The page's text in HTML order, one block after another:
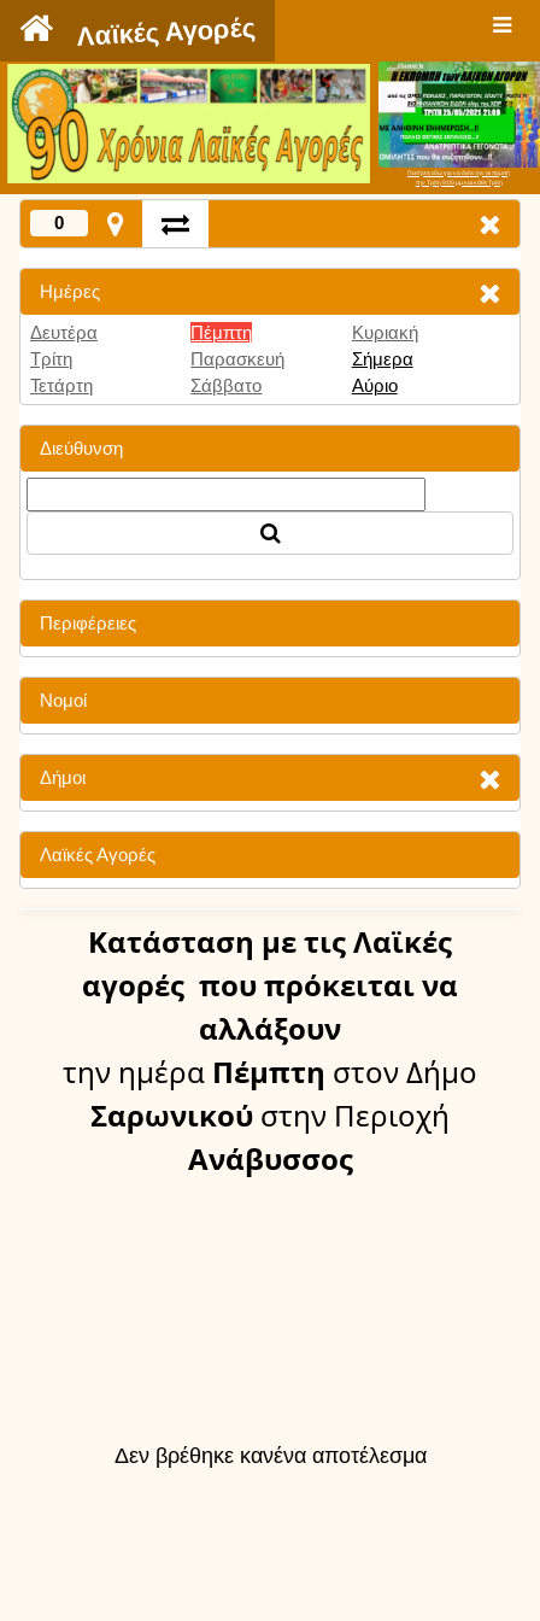
Λαϊκές Αγορές
Πατήστε εδώ για να δείτε την εκπομπή
την Τρίτη 9:00 μμ και κάθε Τρίτη
0
Ημέρες
Δευτέρα
Τρίτη
Τετάρτη
Πέμπτη
Παρασκευή
Σάββατο
Κυριακή
Σήμερα
Αύριο
Διεύθυνση
Περιφέρειες
Νομοί
Δήμοι
Λαϊκές Αγορές
Κατάσταση με τις Λαϊκές
αγορές που πρόκειται να
αλλάξουν
την ημέρα Πέμπτη στον Δήμο
Σαρωνικού στην Περιοχή
Ανάβυσσος
Δεν βρέθηκε κανένα αποτέλεσμα